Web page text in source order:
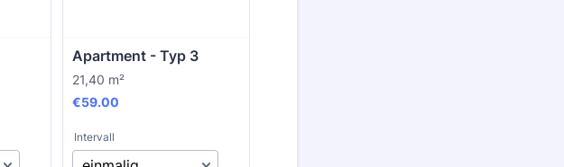
Apartment - Typ 3
21,40 m²
€59.00
€59.00
Intervall